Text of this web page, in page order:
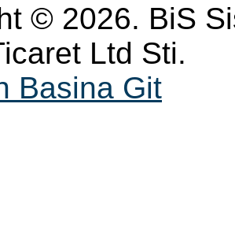
© 2026. BiS
Ltd Sti.
Basina Git